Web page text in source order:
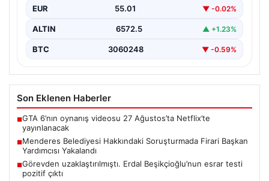
Başkan Yardımcısı…
EUR 55.01 ▼ -0.02%
ALTIN 6572.5 ▲ +1.23%
BTC 3060248 ▼ -0.59%
Son Eklenen Haberler
■GTA 6’nın oynanış videosu 27 Ağustos’ta Netflix’te
yayınlanacak
■Menderes Belediyesi Hakkındaki Soruşturmada Firari Başkan
Yardımcısı Yakalandı
■Görevden uzaklaştırılmıştı. Erdal Beşikçioğlu’nun esrar testi
pozitif çıktı